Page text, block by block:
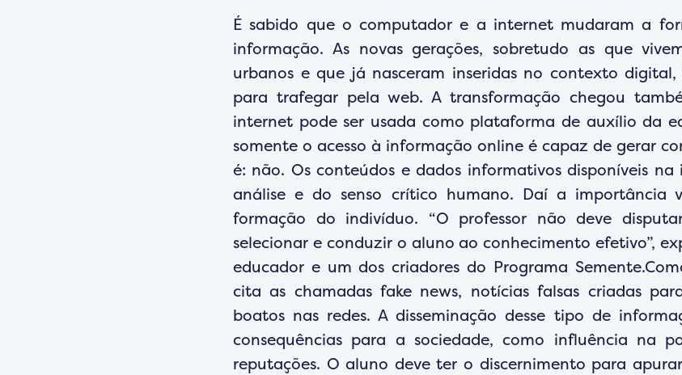
É sabido que o computador e a internet mudaram a
informação. As novas gerações, sobretudo as que
urbanos e que já nasceram inseridas no contexto
para trafegar pela web. A transformação chegou
internet pode ser usada como plataforma de auxílio da
somente o acesso à informação online é capaz de gerar
é: não. Os conteúdos e dados informativos disponíveis
análise e do senso crítico humano. Daí a importância
formação do indivíduo. “O professor não deve
selecionar e conduzir o aluno ao conhecimento efetivo”,
educador e um dos criadores do Programa
cita as chamadas fake news, notícias falsas criadas
boatos nas redes. A disseminação desse tipo de
consequências para a sociedade, como influência na
reputações. O aluno deve ter o discernimento para